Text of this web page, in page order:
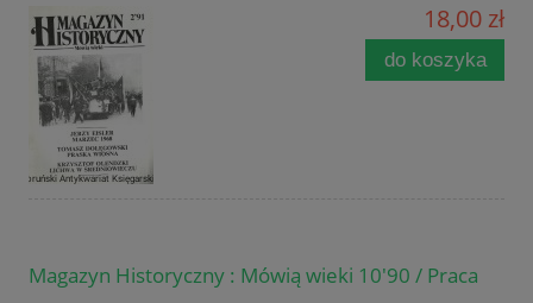
18,00 zł
do koszyka
Magazyn Historyczny : Mówią wieki 10'90 / Praca